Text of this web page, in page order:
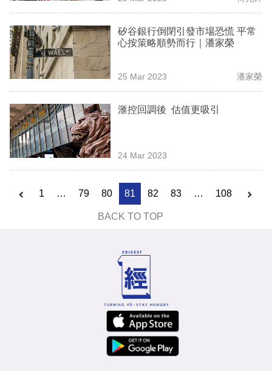
矽谷銀行倒閉引發市場恐慌 平常
心按策略順勢而行｜潘家榮
25 Mar 2023 潘家榮
滙控回調後 估值更吸引
24 Mar 2023
1 … 79 80 81 82 83 … 108
BACK TO TOP